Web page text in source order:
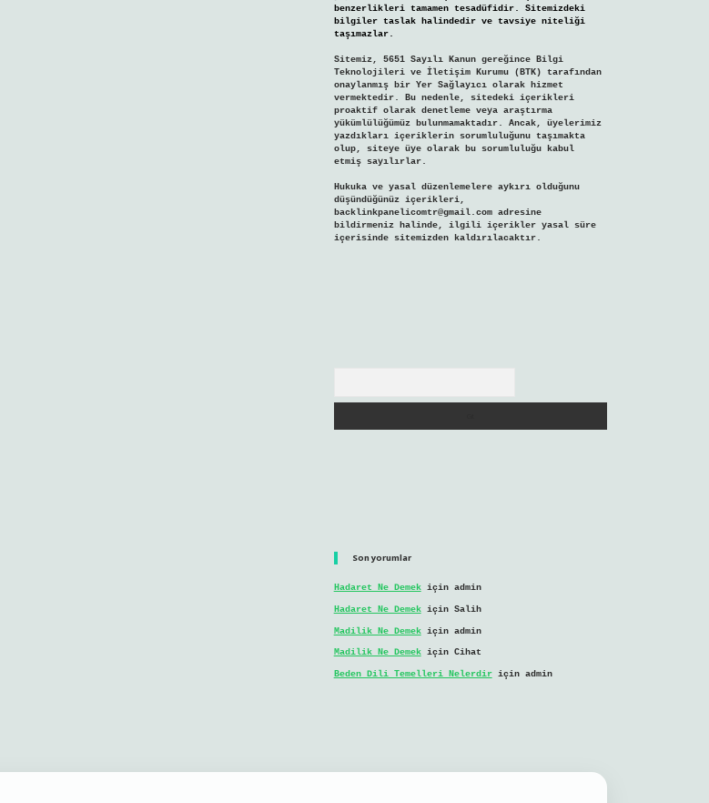
benzerlikleri tamamen tesadüfidir. Sitemizdeki
bilgiler taslak halindedir ve tavsiye niteliği
taşımazlar.
Sitemiz, 5651 Sayılı Kanun gereğince Bilgi
Teknolojileri ve İletişim Kurumu (BTK) tarafından
onaylanmış bir Yer Sağlayıcı olarak hizmet
vermektedir. Bu nedenle, sitedeki içerikleri
proaktif olarak denetleme veya araştırma
yükümlülüğümüz bulunmamaktadır. Ancak, üyelerimiz
yazdıkları içeriklerin sorumluluğunu taşımakta
olup, siteye üye olarak bu sorumluluğu kabul
etmiş sayılırlar.
Hukuka ve yasal düzenlemelere aykırı olduğunu
düşündüğünüz içerikleri,
backlinkpanelicomtr@gmail.comadresine
bildirmeniz halinde, ilgili içerikler yasal süre
içerisinde sitemizden kaldırılacaktır.
Son yorumlar
Hadaret Ne Demekiçin admin
Hadaret Ne Demekiçin Salih
Madilik Ne Demekiçin admin
Madilik Ne Demekiçin Cihat
Beden Dili Temelleri Nelerdiriçin admin